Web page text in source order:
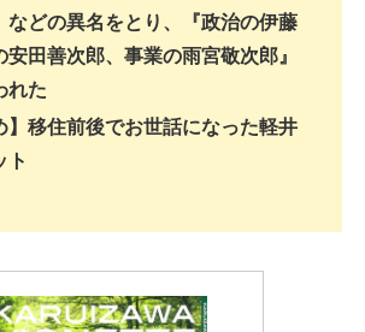
などの異名をとり、『政治の伊藤
安田善次郎、事業の雨宮敬次郎』
れた
】移住前後でお世話になった軽井
ト